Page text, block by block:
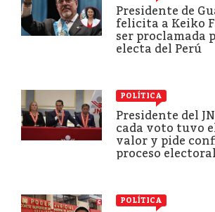
Presidente de
felicita a Keiko
ser proclamada
electa del Perú
POLÍTICA
Presidente del
cada voto tuvo
valor y pide
proceso electoral
POLÍTICA